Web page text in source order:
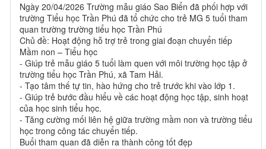
Ngày 20/04/2026 Trường mẫu giáo Sao Biển đã phối hợp với
trường Tiểu học Trần Phú đã tổ chức cho trẻ MG 5 tuổi tham
quan trường trường tiểu học Trần Phú
Chủ đề: Hoạt động hỗ trợ trẻ trong giai đoạn chuyển tiếp
Mầm non – Tiểu học
- Giúp trẻ mẫu giáo 5 tuổi làm quen với môi trường học tập ở
trường tiểu học Trần Phú, xã Tam Hải.
- Tạo tâm thế tự tin, hào hứng cho trẻ trước khi vào lớp 1.
- Giúp trẻ bước đầu hiểu về các hoạt động học tập, sinh hoạt
của học sinh tiểu học.
- Tăng cường mối liên hệ giữa trường mầm non và trường tiểu
học trong công tác chuyển tiếp.
Buổi tham quan đã diễn ra thành công tốt đẹp